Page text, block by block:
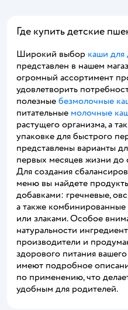
Где купить детские
Широкий выбор каши для
представлен в нашем
огромный ассортимент
удовлетворить
полезные безмолочные
питательные молочные
растущего организма, а
упаковке для быстрого
представлены варианты
первых месяцев жизни до
Для создания
меню вы найдете
добавками: гречневые,
а также
или злаками. Особое
натуральности
производители и
здорового питания
имеют подробное
по применению, что
удобным для родителей.